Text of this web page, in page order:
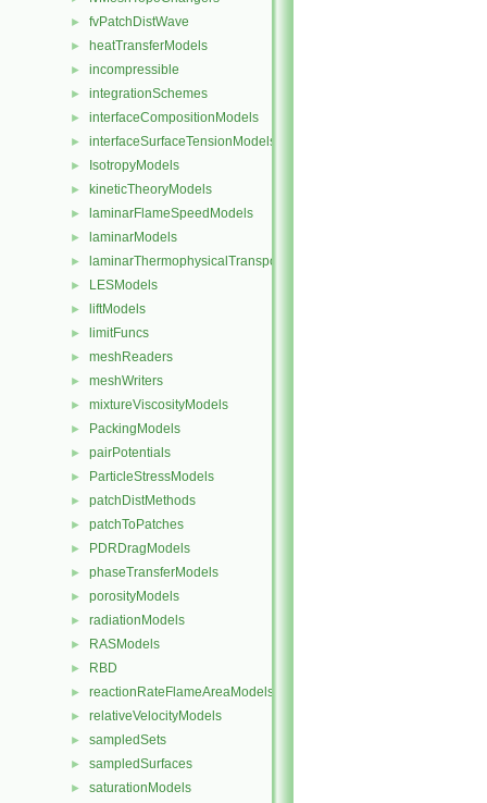
► fvPatchDistWave
► heatTransferModels
► incompressible
► integrationSchemes
► interfaceCompositionModels
► interfaceSurfaceTensionModels
► IsotropyModels
► kineticTheoryModels
► laminarFlameSpeedModels
► laminarModels
► laminarThermophysicalTransportModels
► LESModels
► liftModels
► limitFuncs
► meshReaders
► meshWriters
► mixtureViscosityModels
► PackingModels
► pairPotentials
► ParticleStressModels
► patchDistMethods
► patchToPatches
► PDRDragModels
► phaseTransferModels
► porosityModels
► radiationModels
► RASModels
► RBD
► reactionRateFlameAreaModels
► relativeVelocityModels
► sampledSets
► sampledSurfaces
► saturationModels